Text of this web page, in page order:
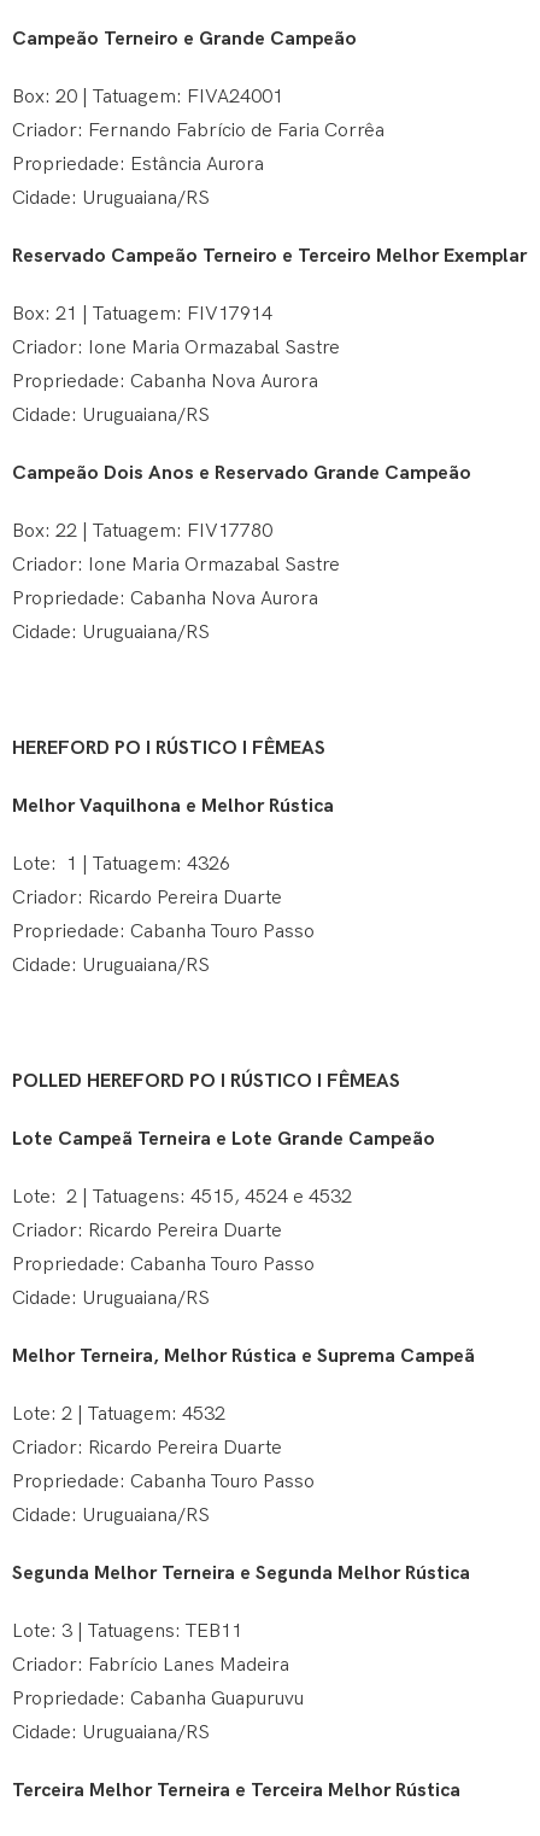
Campeão Terneiro e Grande Campeão
Box: 20 | Tatuagem: FIVA24001
Criador: Fernando Fabrício de Faria Corrêa
Propriedade: Estância Aurora
Cidade: Uruguaiana/RS
Reservado Campeão Terneiro e Terceiro Melhor Exemplar
Box: 21 | Tatuagem: FIV17914
Criador: Ione Maria Ormazabal Sastre
Propriedade: Cabanha Nova Aurora
Cidade: Uruguaiana/RS
Campeão Dois Anos e Reservado Grande Campeão
Box: 22 | Tatuagem: FIV17780
Criador: Ione Maria Ormazabal Sastre
Propriedade: Cabanha Nova Aurora
Cidade: Uruguaiana/RS
HEREFORD PO I RÚSTICO I FÊMEAS
Melhor Vaquilhona e Melhor Rústica
Lote: 1 | Tatuagem: 4326
Criador: Ricardo Pereira Duarte
Propriedade: Cabanha Touro Passo
Cidade: Uruguaiana/RS
POLLED HEREFORD PO I RÚSTICO I FÊMEAS
Lote Campeã Terneira e Lote Grande Campeão
Lote: 2 | Tatuagens: 4515, 4524 e 4532
Criador: Ricardo Pereira Duarte
Propriedade: Cabanha Touro Passo
Cidade: Uruguaiana/RS
Melhor Terneira, Melhor Rústica e Suprema Campeã
Lote: 2 | Tatuagem: 4532
Criador: Ricardo Pereira Duarte
Propriedade: Cabanha Touro Passo
Cidade: Uruguaiana/RS
Segunda Melhor Terneira e Segunda Melhor Rústica
Lote: 3 | Tatuagens: TEB11
Criador: Fabrício Lanes Madeira
Propriedade: Cabanha Guapuruvu
Cidade: Uruguaiana/RS
Terceira Melhor Terneira e Terceira Melhor Rústica